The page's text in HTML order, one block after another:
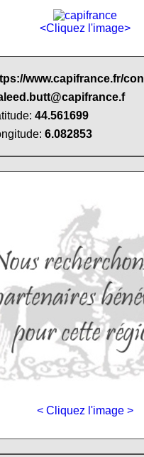
<Cliquez l'image>
www.capifrance.fr/
44.561699
6.082853
< Cliquez l'image >